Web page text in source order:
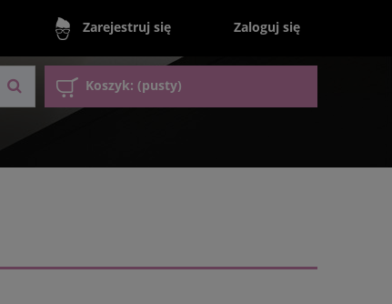
Zarejestruj się Zaloguj się
Koszyk: (pusty)